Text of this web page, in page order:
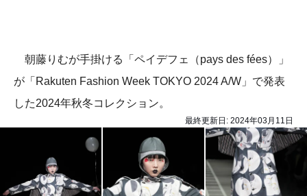
朝藤りむが手掛ける「ペイデフェ（pays des fées）」
が「Rakuten Fashion Week TOKYO 2024 A/W」で発表
した2024年秋冬コレクション。
最終更新日: 2024年03月11日